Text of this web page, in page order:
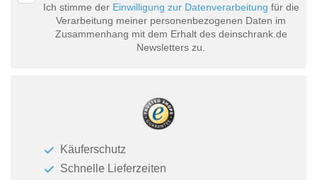
Ich stimme der Einwilligung zur Datenverarbeitung für die
Verarbeitung meiner personenbezogenen Daten im
Zusammenhang mit dem Erhalt des deinschrank.de
Newsletters zu.
Käuferschutz
Schnelle Lieferzeiten